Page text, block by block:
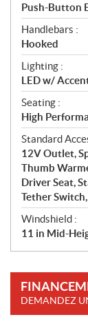
Push-Button
Handlebars :
Hooked
Lighting :
LED w/
Seating :
High
Standard
12V Outlet,
Thumb
Driver Seat,
Tether
Windshield :
11 in Mid-
DEMANDEZ